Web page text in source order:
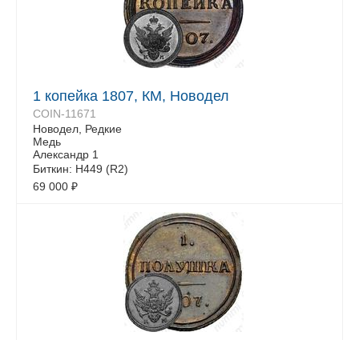
1 копейка 1807, КМ, Новодел
COIN-11671
Новодел, Редкие
Медь
Александр 1
Биткин: Н449 (R2)
69 000 ₽